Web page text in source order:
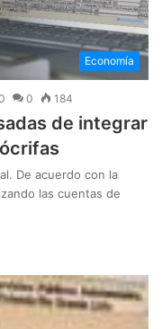
Economía
0 184
de integrar
De acuerdo con la
las cuentas de